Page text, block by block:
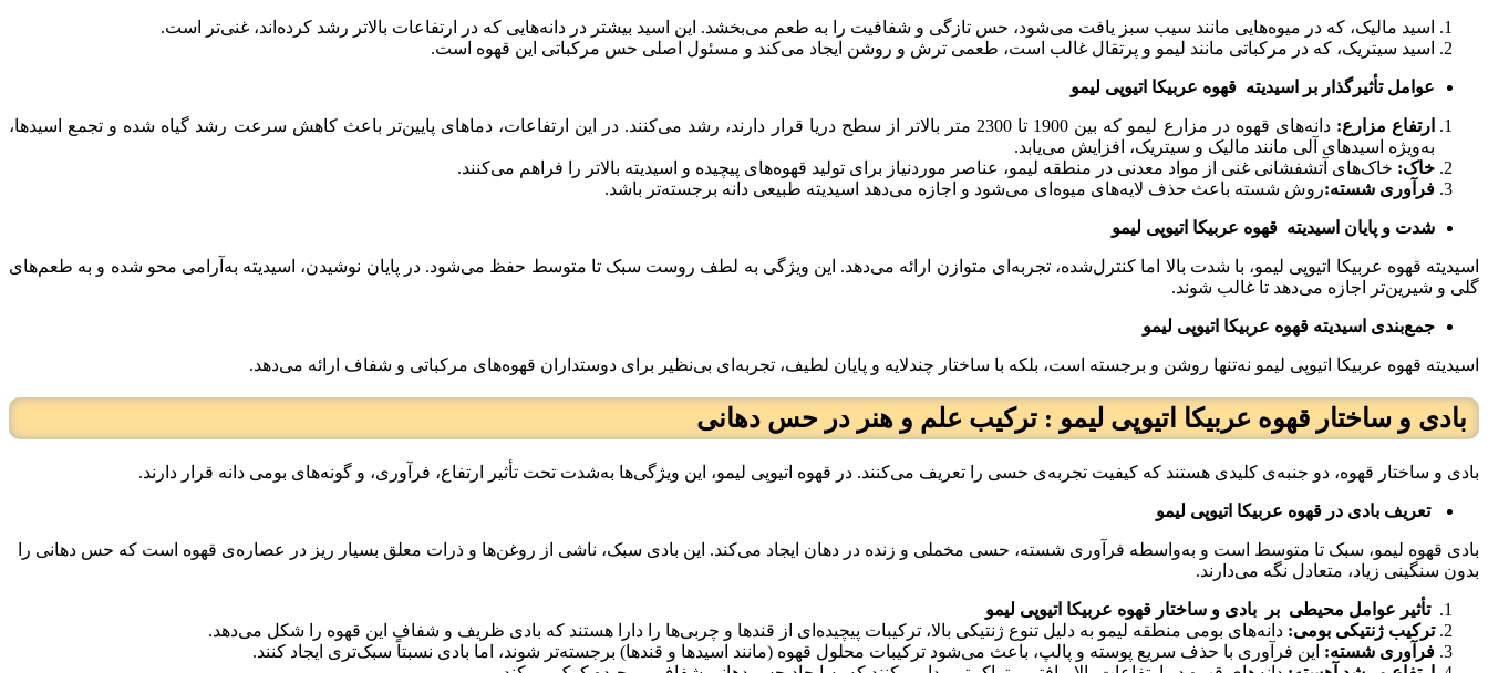
اسید مالیک، که در میوه‌هایی مانند سیب سبز یافت می‌شود، حس تازگی و شفافیت را به طعم می‌بخشد. این اسید بیشتر در دانه‌هایی که در ارتفاعات بالاتر رشد کرده‌اند، غنی‌تر است.
اسید سیتریک، که در مرکباتی مانند لیمو و پرتقال غالب است، طعمی ترش و روشن ایجاد می‌کند و مسئول اصلی حس مرکباتی این قهوه است.
عوامل تأثیرگذار بر اسیدیته قهوه عربیکا اتیوپی لیمو
ارتفاع مزارع:
دانه‌های قهوه در مزارع لیمو که بین 1900 تا 2300 متر بالاتر از سطح دریا قرار دارند، رشد می‌کنند. در این ارتفاعات، دماهای پایین‌تر باعث کاهش سرعت رشد گیاه شده و تجمع اسیدها،
به‌ویژه اسیدهای آلی مانند مالیک و سیتریک، افزایش می‌یابد.
خاک: خاک‌های آتشفشانی غنی از مواد معدنی در منطقه لیمو، عناصر موردنیاز برای تولید قهوه‌های پیچیده و اسیدیته بالاتر را فراهم می‌کنند.
فرآوری شسته:روش شسته باعث حذف لایه‌های میوه‌ای می‌شود و اجازه می‌دهد اسیدیته طبیعی دانه برجسته‌تر باشد.
شدت و پایان اسیدیته قهوه عربیکا اتیوپی لیمو
اسیدیته قهوه عربیکا اتیوپی لیمو، با شدت بالا اما کنترل‌شده، تجربه‌ای متوازن ارائه می‌دهد. این ویژگی به لطف روست سبک تا متوسط حفظ می‌شود. در پایان نوشیدن، اسیدیته به‌آرامی محو شده و به طعم‌های
گلی و شیرین‌تر اجازه می‌دهد تا غالب شوند.
جمع‌بندی اسیدیته قهوه عربیکا اتیوپی لیمو
اسیدیته قهوه عربیکا اتیوپی لیمو نه‌تنها روشن و برجسته است، بلکه با ساختار چندلایه و پایان لطیف، تجربه‌ای بی‌نظیر برای دوستداران قهوه‌های مرکباتی و شفاف ارائه می‌دهد.
بادی و ساختار قهوه عربیکا اتیوپی لیمو : ترکیب علم و هنر در حس دهانی
بادی و ساختار قهوه، دو جنبه‌ی کلیدی هستند که کیفیت تجربه‌ی حسی را تعریف می‌کنند. در قهوه اتیوپی لیمو، این ویژگی‌ها به‌شدت تحت تأثیر ارتفاع، فرآوری، و گونه‌های بومی دانه قرار دارند.
تعریف بادی در قهوه عربیکا اتیوپی لیمو
بادی قهوه لیمو، سبک تا متوسط است و به‌واسطه فرآوری شسته، حسی مخملی و زنده در دهان ایجاد می‌کند. این بادی سبک، ناشی از روغن‌ها و ذرات معلق بسیار ریز در عصاره‌ی قهوه است که حس دهانی را
بدون سنگینی زیاد، متعادل نگه می‌دارند.
تأثیر عوامل محیطی بر بادی و ساختار قهوه عربیکا اتیوپی لیمو
ترکیب ژنتیکی بومی: دانه‌های بومی منطقه لیمو به دلیل تنوع ژنتیکی بالا، ترکیبات پیچیده‌ای از قندها و چربی‌ها را دارا هستند که بادی ظریف و شفاف این قهوه را شکل می‌دهد.
فرآوری شسته: این فرآوری با حذف سریع پوسته و پالپ، باعث می‌شود ترکیبات محلول قهوه (مانند اسیدها و قندها) برجسته‌تر شوند، اما بادی نسبتاً سبک‌تری ایجاد کنند.